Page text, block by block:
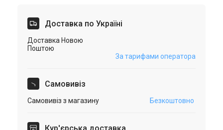
Доставка по Україні
Доставка Новою
Поштою
За тарифами оператора
Самовивіз
Самовивіз з магазину Безкоштовно